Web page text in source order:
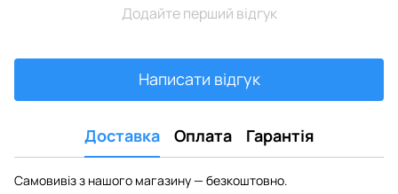
Додайте перший відгук
Написати відгук
Доставка Оплата Гарантія
Самовивіз з нашого магазину — безкоштовно.